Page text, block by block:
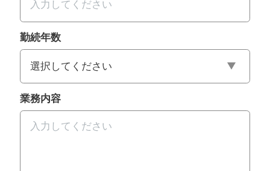
勤続年数
業務内容